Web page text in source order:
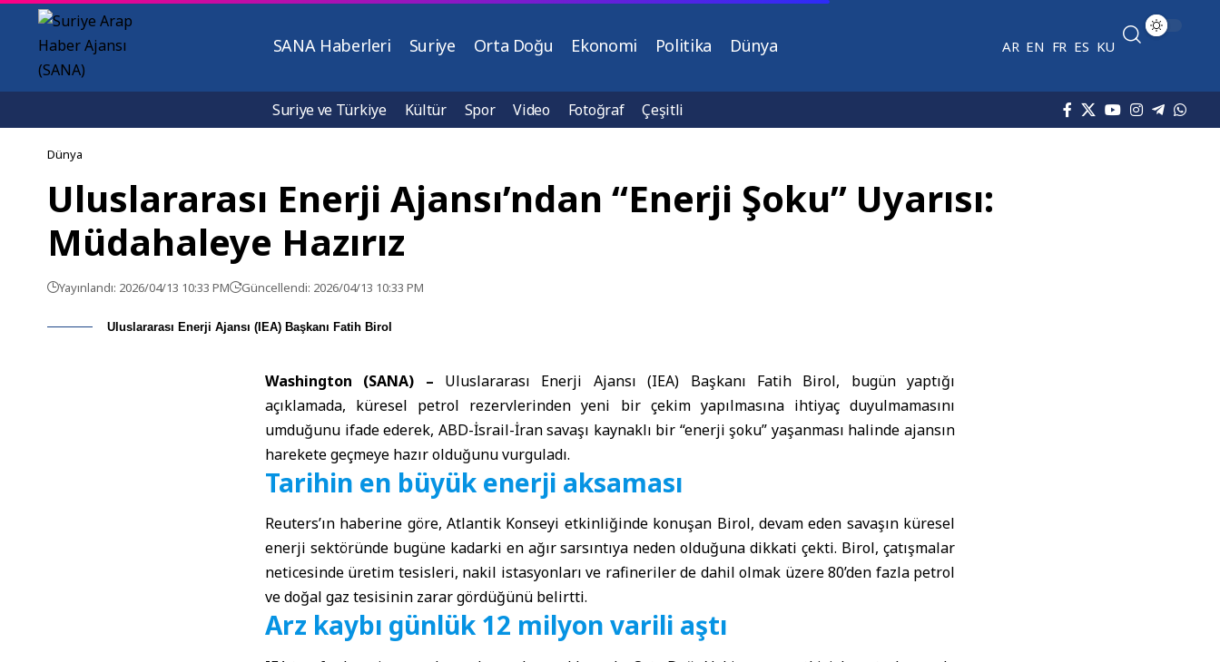
SANA Haberleri Suriye Orta Doğu Ekonomi Politika Dünya AR EN FR ES KU
Suriye ve Türkiye Kültür Spor Video Fotoğraf Çeşitli
Dünya
Uluslararası Enerji Ajansı’ndan “Enerji Şoku” Uyarısı:
Müdahaleye Hazırız
Yayınlandı: 2026/04/13 10:33 PM Güncellendi: 2026/04/13 10:33 PM
Uluslararası Enerji Ajansı (IEA) Başkanı Fatih Birol
Washington (SANA) – Uluslararası Enerji Ajansı (IEA) Başkanı Fatih Birol, bugün yaptığı
açıklamada, küresel petrol rezervlerinden yeni bir çekim yapılmasına ihtiyaç duyulmamasını
umduğunu ifade ederek, ABD-İsrail-İran savaşı kaynaklı bir “enerji şoku” yaşanması halinde ajansın
harekete geçmeye hazır olduğunu vurguladı.
Tarihin en büyük enerji aksaması
Reuters’ın haberine göre, Atlantik Konseyi etkinliğinde konuşan Birol, devam eden savaşın küresel
enerji sektöründe bugüne kadarki en ağır sarsıntıya neden olduğuna dikkati çekti. Birol, çatışmalar
neticesinde üretim tesisleri, nakil istasyonları ve rafineriler de dahil olmak üzere 80’den fazla petrol
ve doğal gaz tesisinin zarar gördüğünü belirtti.
Arz kaybı günlük 12 milyon varili aştı